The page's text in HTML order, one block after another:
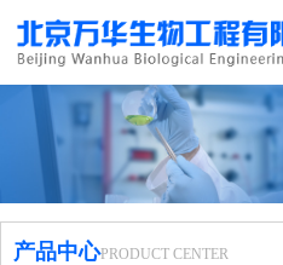
产品中心PRODUCT CENTER